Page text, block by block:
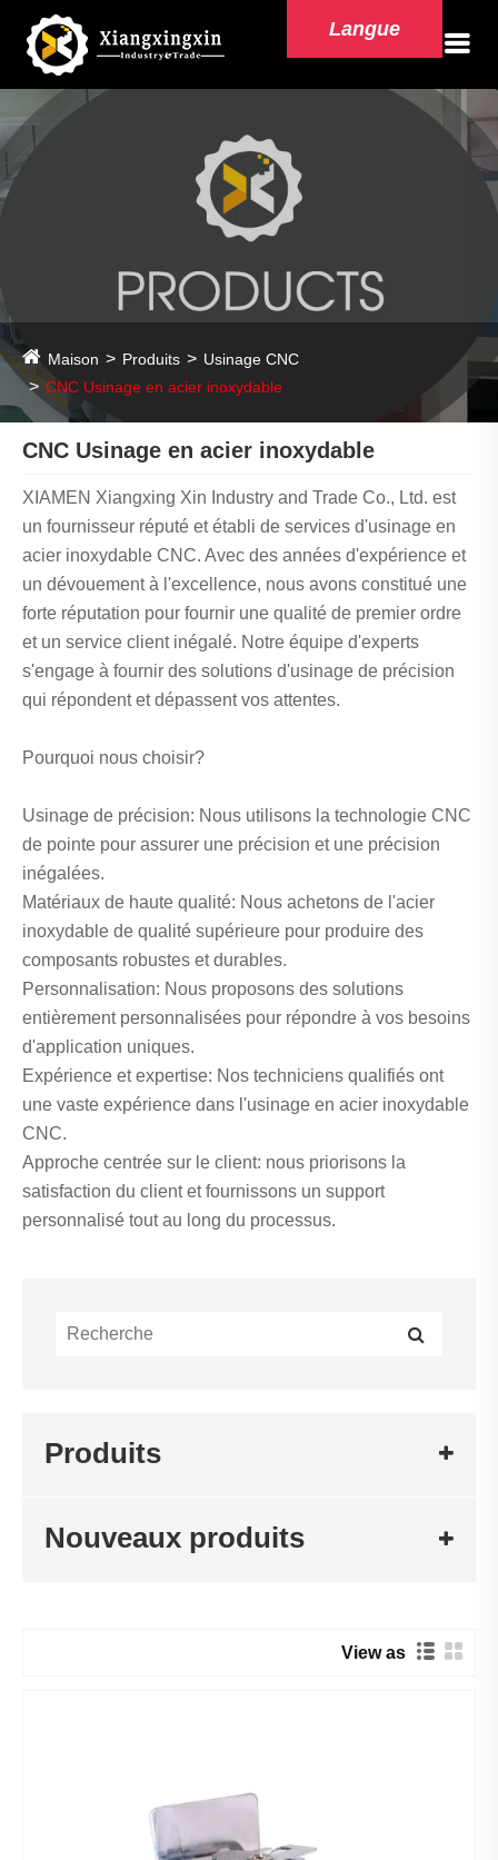
Langue
Maison Produits
Usinage CNC
CNC Usinage en acier inoxydable
CNC Usinage en acier inoxydable
XIAMEN Xiangxing Xin Industry and Trade Co., Ltd. est
un fournisseur réputé et établi de services d'usinage en
acier inoxydable CNC. Avec des années d'expérience et
un dévouement à l'excellence, nous avons constitué une
forte réputation pour fournir une qualité de premier ordre
et un service client inégalé. Notre équipe d'experts
s'engage à fournir des solutions d'usinage de précision
qui répondent et dépassent vos attentes.
Pourquoi nous choisir?
Usinage de précision: Nous utilisons la technologie CNC
de pointe pour assurer une précision et une précision
inégalées.
Matériaux de haute qualité: Nous achetons de l'acier
inoxydable de qualité supérieure pour produire des
composants robustes et durables.
Personnalisation: Nous proposons des solutions
entièrement personnalisées pour répondre à vos besoins
d'application uniques.
Expérience et expertise: Nos techniciens qualifiés ont
une vaste expérience dans l'usinage en acier inoxydable
CNC.
Approche centrée sur le client: nous priorisons la
satisfaction du client et fournissons un support
personnalisé tout au long du processus.
Produits
Nouveaux produits
View as